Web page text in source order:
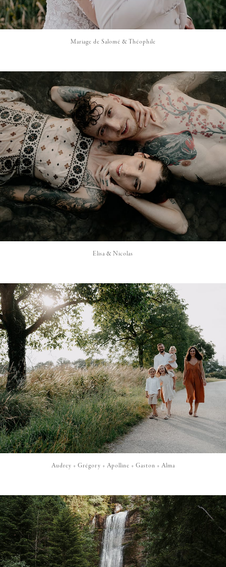
Mariage de Salomé & Théophile
Elisa & Nicolas
Audrey + Grégory + Apolline + Gaston + Alma